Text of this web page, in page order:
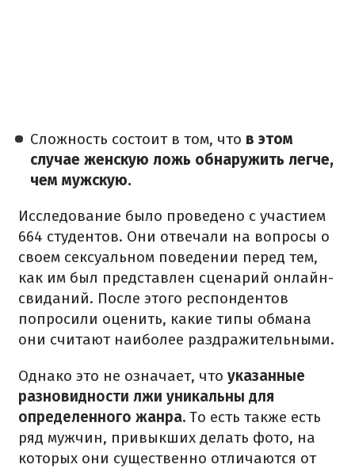
Сложность состоит в том, что в этом
случае женскую ложь обнаружить легче,
чем мужскую.
Исследование было проведено с участием
664 студентов. Они отвечали на вопросы о
своем сексуальном поведении перед тем,
как им был представлен сценарий онлайн-
свиданий. После этого респондентов
попросили оценить, какие типы обмана
они считают наиболее раздражительными.
Однако это не означает, что указанные
разновидности лжи уникальны для
определенного жанра. То есть также есть
ряд мужчин, привыкших делать фото, на
которых они существенно отличаются от